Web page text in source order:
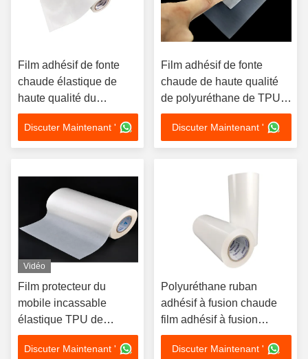
Film adhésif de fonte
chaude élastique de
haute qualité du
polyuréthane 3412
Discuter Maintenant '
Film adhésif de fonte
chaude de haute qualité
de polyuréthane de TPU
pour le textile
Discuter Maintenant '
Vidéo
Film protecteur du
mobile incassable
élastique TPU de
membrane pour la
stratification de tissu
Discuter Maintenant '
Polyuréthane ruban
adhésif à fusion chaude
film adhésif à fusion
chaude pour sous-
vêtements et vêtements
Discuter Maintenant '